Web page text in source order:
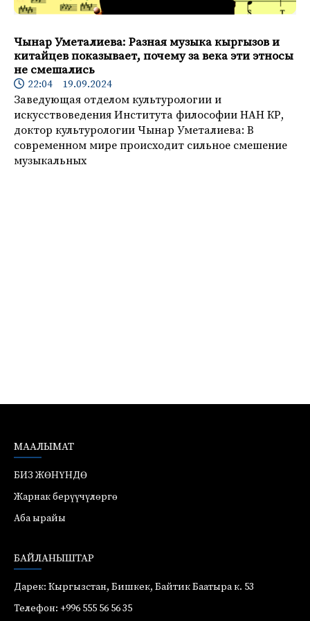
Чынар Уметалиева: Разная музыка кыргызов и
китайцев показывает, почему за века эти этносы
не смешались
22:04 19.09.2024
Заведующая отделом культурологии и
искусствоведения Института философии НАН КР,
доктор культурологии Чынар Уметалиева: В
современном мире происходит сильное смешение
музыкальных
МААЛЫМАТ
БИЗ ЖӨНҮНДӨ
Жарнак берүүчүлөргө
Аба ырайы
БАЙЛАНЫШТАР
Дарек: Кыргызстан, Бишкек, Байтик Баатыра к. 53
Телефон: +996 555 56 56 35